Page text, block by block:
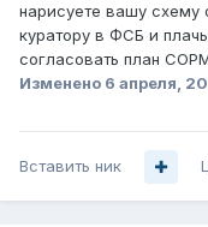
нарисуете вашу схему
куратору в ФСБ и
согласовать план
Изменено 6 апреля,
Вставить ник